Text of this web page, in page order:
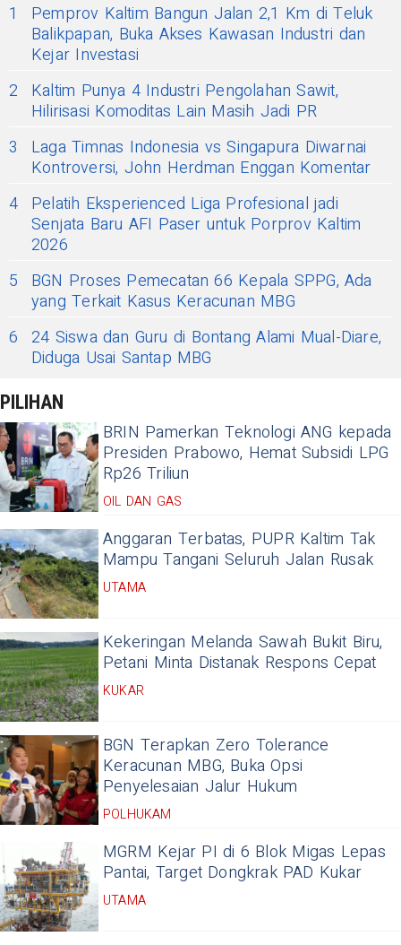
1
Pemprov Kaltim Bangun Jalan 2,1 Km di Teluk
Balikpapan, Buka Akses Kawasan Industri dan
Kejar Investasi
2
Kaltim Punya 4 Industri Pengolahan Sawit,
Hilirisasi Komoditas Lain Masih Jadi PR
3
Laga Timnas Indonesia vs Singapura Diwarnai
Kontroversi, John Herdman Enggan Komentar
4 Pelatih Eksperienced Liga Profesional jadi
Senjata Baru AFI Paser untuk Porprov Kaltim
2026
5
BGN Proses Pemecatan 66 Kepala SPPG, Ada
yang Terkait Kasus Keracunan MBG
6 24 Siswa dan Guru di Bontang Alami Mual-Diare,
Diduga Usai Santap MBG
PILIHAN
BRIN Pamerkan Teknologi ANG kepada
Presiden Prabowo, Hemat Subsidi LPG
Rp26 Triliun
OIL DAN GAS
Anggaran Terbatas, PUPR Kaltim Tak
Mampu Tangani Seluruh Jalan Rusak
UTAMA
Kekeringan Melanda Sawah Bukit Biru,
Petani Minta Distanak Respons Cepat
KUKAR
BGN Terapkan Zero Tolerance
Keracunan MBG, Buka Opsi
Penyelesaian Jalur Hukum
POLHUKAM
MGRM Kejar PI di 6 Blok Migas Lepas
Pantai, Target Dongkrak PAD Kukar
UTAMA